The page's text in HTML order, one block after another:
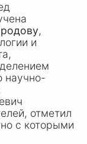
,
и
научно-
отметил
с которыми